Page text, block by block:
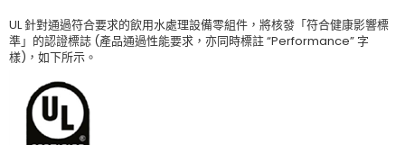
UL 針對通過符合要求的飲用水處理設備零組件，將核發「符合健康影響標
準」的認證標誌 (產品通過性能要求，亦同時標註 “Performance” 字
樣)，如下所示。